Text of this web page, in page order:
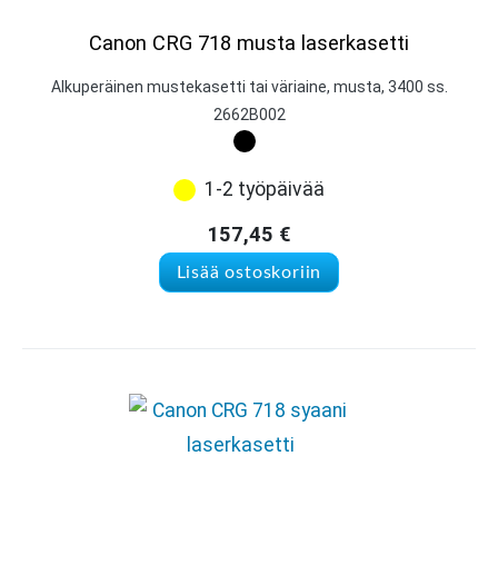
Canon CRG 718 musta laserkasetti
Alkuperäinen mustekasetti tai väriaine, musta, 3400 ss.
2662B002
1-2 työpäivää
157,45 €
Lisää ostoskoriin